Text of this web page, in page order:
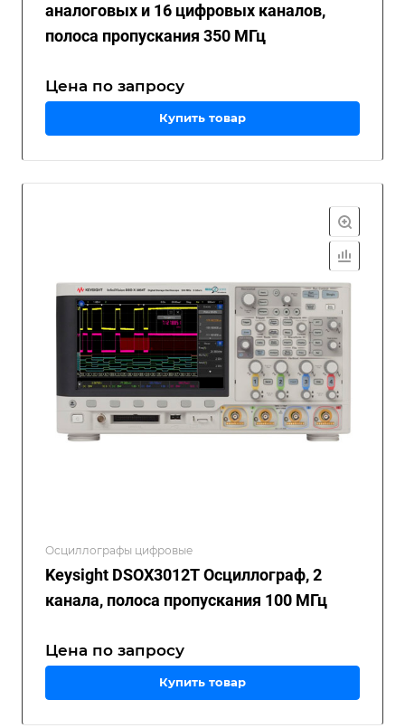
аналоговых и 16 цифровых каналов,
полоса пропускания 350 МГц
Цена по запросу
Купить товар
Осциллографы цифровые
Keysight DSOX3012T Осциллограф, 2
канала, полоса пропускания 100 МГц
Цена по запросу
Купить товар